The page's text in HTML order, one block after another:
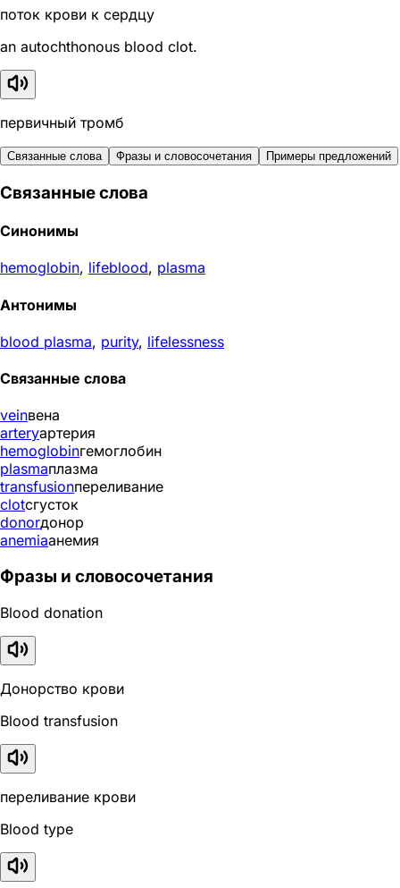
поток крови к сердцу
an autochthonous blood clot.
первичный тромб
Связанные слова Фразы и словосочетания Примеры предложений
Связанные слова
Синонимы
hemoglobin, lifeblood, plasma
Антонимы
blood plasma, purity, lifelessness
Связанные слова
veinвена
arteryартерия
hemoglobinгемоглобин
plasmaплазма
transfusionпереливание
clotсгусток
donorдонор
anemiaанемия
Фразы и словосочетания
Blood donation
Донорство крови
Blood transfusion
переливание крови
Blood type